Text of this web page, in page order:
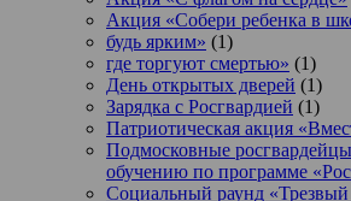
Акция «Собери ребенка в
будь ярким» (1)
где торгуют смертью» (1)
День открытых дверей (1)
Зарядка с Росгвардией (1)
Патриотическая акция
Подмосковные
обучению по программе
Социальный раунд «Трезвый